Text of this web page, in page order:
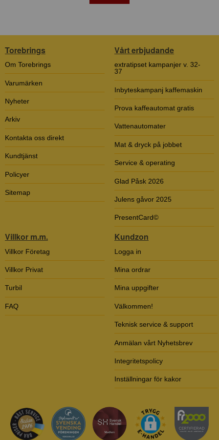
Torebrings
Om Torebrings
Varumärken
Nyheter
Arkiv
Kontakta oss direkt
Kundtjänst
Policyer
Sitemap
Vårt erbjudande
extratipset kampanjer v. 32-
37
Inbyteskampanj kaffemaskin
Prova kaffeautomat gratis
Vattenautomater
Mat & dryck på jobbet
Service & operating
Glad Påsk 2026
Julens gåvor 2025
PresentCard©
Villkor m.m.
Villkor Företag
Villkor Privat
Turbil
FAQ
Kundzon
Logga in
Mina ordrar
Mina uppgifter
Välkommen!
Teknisk service & support
Anmälan vårt Nyhetsbrev
Integritetspolicy
Inställningar för kakor